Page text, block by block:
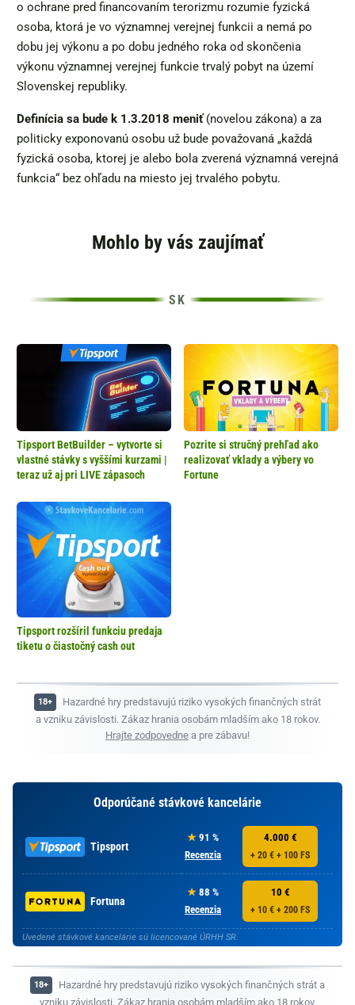
o ochrane pred financovaním terorizmu rozumie fyzická
osoba, ktorá je vo významnej verejnej funkcii a nemá po
dobu jej výkonu a po dobu jedného roka od skončenia
výkonu významnej verejnej funkcie trvalý pobyt na území
Slovenskej republiky.
Definícia sa bude k 1.3.2018 meniť(novelou zákona) a za
politicky exponovanú osobu už bude považovaná „každá
fyzická osoba, ktorej je alebo bola zverená významná verejná
funkcia“ bez ohľadu na miesto jej trvalého pobytu.
Mohlo by vás zaujímať
Tipsport BetBuilder – vytvorte si
vlastné stávky s vyššími kurzami |
teraz už aj pri LIVE zápasoch
Pozrite si stručný prehľad ako
realizovať vklady a výbery vo
Fortune
Tipsport rozšíril funkciu predaja
tiketu o čiastočný cash out
Hazardné hry predstavujú riziko vysokých finančných strát
a vzniku závislosti. Zákaz hrania osobám mladším ako 18 rokov.
Hrajte zodpovedne a pre zábavu!
Odporúčané stávkové kancelárie
Tipsport
91 %
Recenzia
4.000 €
+ 20 € + 100 FS
Fortuna
88 %
Recenzia
10 €
+ 10 € + 200 FS
Uvedené stávkové kancelárie sú licencované ÚRHH SR.
Hazardné hry predstavujú riziko vysokých finančných strát a
vzniku závislosti. Zákaz hrania osobám mladším ako 18 rokov.